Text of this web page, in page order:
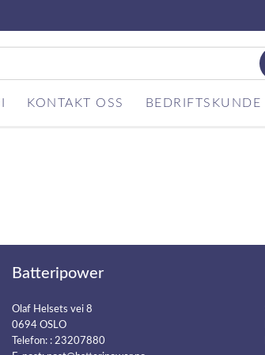
KONTAKT OSS BEDRIFTSKUNDE
Batteripower
Olaf Helsets vei 8
0694 OSLO
Telefon: : 23207880